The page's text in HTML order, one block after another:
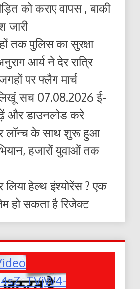
को कराए वापस , बाकी
जारी
तक पुलिस का सुरक्षा
आर्य ने देर रात्रि
पर फ्लैग मार्च
सच 07.08.2026 ई-
और डाउनलोड करे
लॉन्च के साथ शुरू हुआ
हजारों युवाओं तक
लिया हेल्थ इंश्योरेंस ? एक
हो सकता है रिजेक्ट